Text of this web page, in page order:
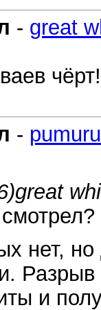
- great
чёрт!
- pumuru
great
нет,
и